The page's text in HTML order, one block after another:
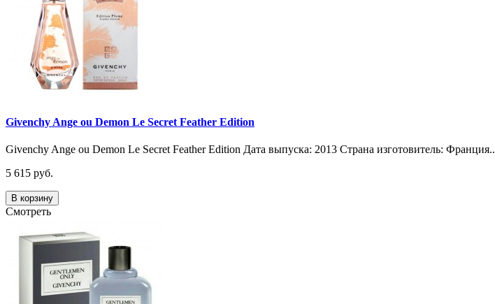
Givenchy Ange ou Demon Le Secret Feather Edition
Givenchy Ange ou Demon Le Secret Feather Edition Дата выпуска: 2013 Страна изготовитель: Франция..
5 615 руб.
В корзину
Смотреть